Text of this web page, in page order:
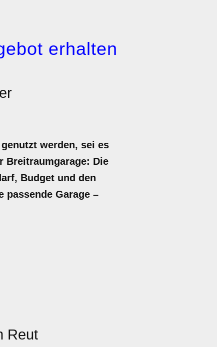
erhalten
werden, sei es
Breitraumgarage: Die
Budget und den
passende Garage –
Reut